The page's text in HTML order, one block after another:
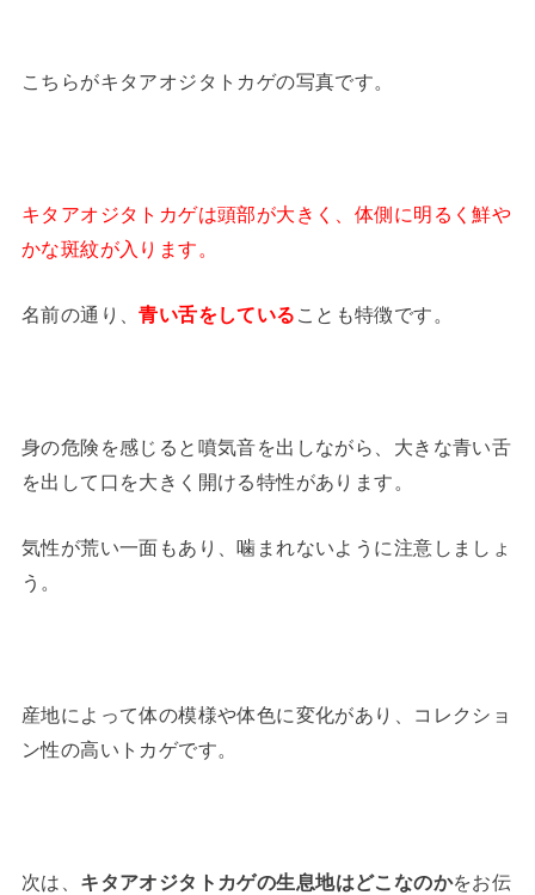
こちらがキタアオジタトカゲの写真です。
キタアオジタトカゲは頭部が大きく、体側に明るく鮮や
かな斑紋が入ります。
名前の通り、青い舌をしている ことも特徴です。
身の危険を感じると噴気音を出しながら、大きな青い舌
を出して口を大きく開ける特性があります。
気性が荒い一面もあり、噛まれないように注意しましょ
う。
産地によって体の模様や体色に変化があり、コレクショ
ン性の高いトカゲです。
次は、 キタアオジタトカゲの生息地はどこなのかをお伝